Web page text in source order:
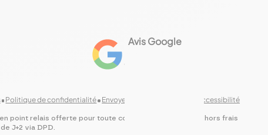
Avis Google
Voir les 461 avis
Politique de confidentialité Envoyer des commentaires Accessibilité
point relais offerte pour toute commande de 89€TTC (hors frais
J+2 via DPD.